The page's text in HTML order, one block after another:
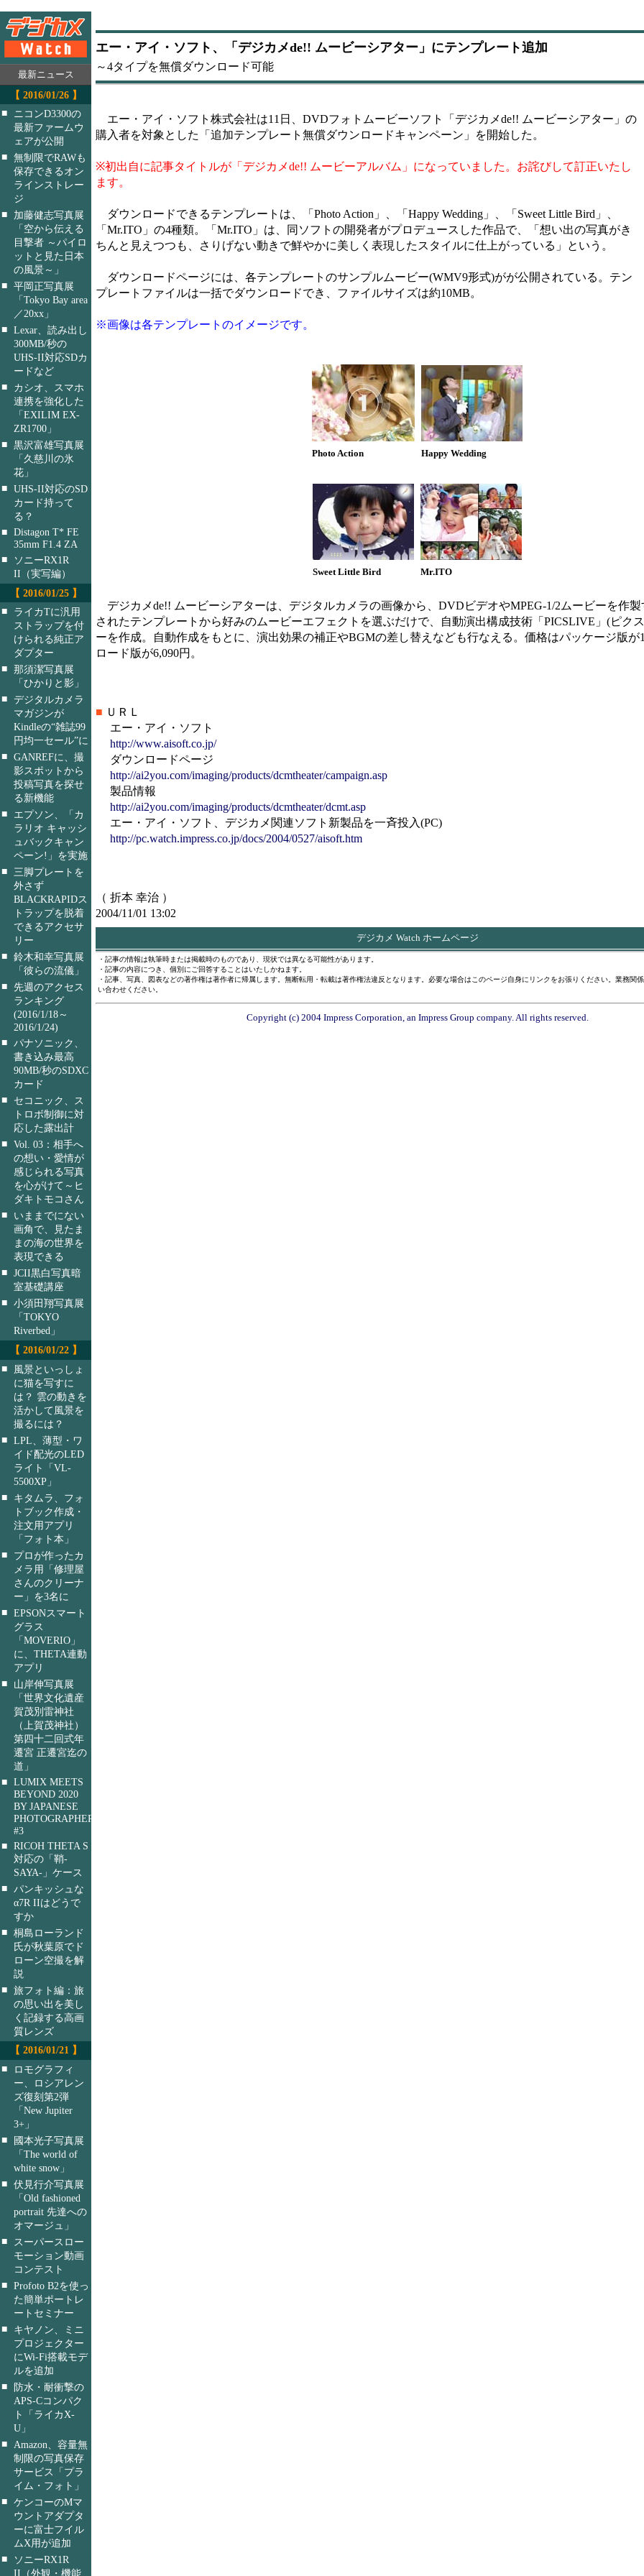
最新ニュース
【 2016/01/26 】
■
ニコンD3300の
最新ファームウ
ェアが公開
■ 無制限でRAWも
保存できるオン
ラインストレー
ジ
■
加藤健志写真展
「空から伝える
目撃者 ～パイロ
ットと見た日本
の風景～」
■ 平岡正写真展
「Tokyo Bay area
／20xx」
■ Lexar、読み出し
300MB/秒の
UHS-II対応SDカ
ードなど
■
カシオ、スマホ
連携を強化した
「EXILIM EX-
ZR1700」
■ 黒沢富雄写真展
「久慈川の氷
花」
■ UHS-II対応のSD
カード持って
る？
■ Distagon T* FE
35mm F1.4 ZA
■
ソニーRX1R
II（実写編）
【 2016/01/25 】
■
ライカTに汎用
ストラップを付
けられる純正ア
ダプター
■ 那須潔写真展
「ひかりと影」
■ デジタルカメラ
マガジンが
Kindleの“雑誌99
円均一セール”に
■ GANREFに、撮
影スポットから
投稿写真を探せ
る新機能
■
エプソン、「カ
ラリオ キャッシ
ュバックキャン
ペーン!」を実施
■ 三脚プレートを
外さず
BLACKRAPIDス
トラップを脱着
できるアクセサ
リー
■ 鈴木和幸写真展
「彼らの流儀」
■ 先週のアクセス
ランキング
(2016/1/18～
2016/1/24)
■ パナソニック、
書き込み最高
90MB/秒のSDXC
カード
■
セコニック、ス
トロボ制御に対
応した露出計
■ Vol. 03：相手へ
の想い・愛情が
感じられる写真
を心がけて～ヒ
ダキトモコさん
■
いままでにない
画角で、見たま
まの海の世界を
表現できる
■ JCII黒白写真暗
室基礎講座
■ 小須田翔写真展
「TOKYO
Riverbed」
【 2016/01/22 】
■
風景といっしょ
に猫を写すに
は？ 雲の動きを
活かして風景を
撮るには？
■ LPL、薄型・ワ
イド配光のLED
ライト「VL-
5500XP」
■
キタムラ、フォ
トブック作成・
注文用アプリ
「フォト本」
■
プロが作ったカ
メラ用「修理屋
さんのクリーナ
ー」を3名に
■ EPSONスマート
グラス
「MOVERIO」
に、THETA連動
アプリ
■
山岸伸写真展
「世界文化遺産
賀茂別雷神社
（上賀茂神社）
第四十二回式年
遷宮 正遷宮迄の
道」
■ LUMIX MEETS
BEYOND 2020
BY JAPANESE
PHOTOGRAPHERS
#3
■ RICOH THETA S
対応の「鞘-
SAYA-」ケース
■ パンキッシュな
α7R IIはどうで
すか
■ 桐島ローランド
氏が秋葉原でド
ローン空撮を解
説
■ 旅フォト編：旅
の思い出を美し
く記録する高画
質レンズ
【 2016/01/21 】
■
ロモグラフィ
ー、ロシアレン
ズ復刻第2弾
「New Jupiter
3+」
■
國本光子写真展
「The world of
white snow」
■ 伏見行介写真展
「Old fashioned
portrait 先達への
オマージュ」
■
スーパースロー
モーション動画
コンテスト
■ Profoto B2を使っ
た簡単ポートレ
ートセミナー
■
キヤノン、ミニ
プロジェクター
にWi-Fi搭載モデ
ルを追加
■
防水・耐衝撃の
APS-Cコンパク
ト「ライカX-
U」
■
Amazon、容量無
制限の写真保存
サービス「プラ
イム・フォト」
■ ケンコーのMマ
ウントアダプタ
ーに富士フイル
ムX用が追加
■
ソニーRX1R
II（外観・機能
エー・アイ・ソフト、「デジカメde!! ムービーシアター」にテンプレート追加
～4タイプを無償ダウンロード可能
エー・アイ・ソフト株式会社は11日、DVDフォトムービーソフト「デジカメde!! ムービーシアター」の
購入者を対象とした「追加テンプレート無償ダウンロードキャンペーン」を開始した。
※初出自に記事タイトルが「デジカメde!! ムービーアルバム」になっていました。お詫びして訂正いたし
ます。
ダウンロードできるテンプレートは、「Photo Action」、「Happy Wedding」、「Sweet Little Bird」、
「Mr.ITO」の4種類。「Mr.ITO」は、同ソフトの開発者がプロデュースした作品で、「想い出の写真がき
ちんと見えつつも、さりげない動きで鮮やかに美しく表現したスタイルに仕上がっている」という。
ダウンロードページには、各テンプレートのサンプルムービー(WMV9形式)がが公開されている。テン
プレートファイルは一括でダウンロードでき、ファイルサイズは約10MB。
※画像は各テンプレートのイメージです。
Photo Action Happy Wedding
Sweet Little Bird Mr.ITO
デジカメde!! ムービーシアターは、デジタルカメラの画像から、DVDビデオやMPEG-1/2ムービーを作
されたテンプレートから好みのムービーエフェクトを選ぶだけで、自動演出構成技術「PICSLIVE」(ピク
ーを作成。自動作成をもとに、演出効果の補正やBGMの差し替えなども行なえる。価格はパッケージ版が
ロード版が6,090円。
■ ＵＲＬ
エー・アイ・ソフト
http://www.aisoft.co.jp/
ダウンロードページ
http://ai2you.com/imaging/products/dcmtheater/campaign.asp
製品情報
http://ai2you.com/imaging/products/dcmtheater/dcmt.asp
エー・アイ・ソフト、デジカメ関連ソフト新製品を一斉投入(PC)
http://pc.watch.impress.co.jp/docs/2004/0527/aisoft.htm
（ 折本 幸治 ）
2004/11/01 13:02
デジカメ Watch ホームページ
・記事の情報は執筆時または掲載時のものであり、現状では異なる可能性があります。
・記事の内容につき、個別にご回答することはいたしかねます。
・記事、写真、図表などの著作権は著作者に帰属します。無断転用・転載は著作権法違反となります。必要な場合はこのページ自身にリンクをお張りください。業務関
い合わせください。
Copyright (c) 2004 Impress Corporation, an Impress Group company. All rights reserved.